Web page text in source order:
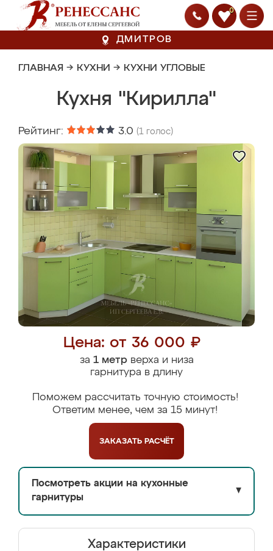
0
ДМИТРОВ
ГЛАВНАЯ → КУХНИ → КУХНИ УГЛОВЫЕ
Кухня "Кирилла"
Рейтинг: 3.0 (1 голос)
Цена: от 36 000 ₽
за 1 метрверха и низа
гарнитура в длину
Поможем рассчитать точную стоимость!
Ответим менее, чем за 15 минут!
ЗАКАЗАТЬ РАСЧЁТ
Посмотреть акции на кухонные
гарнитуры
▼
Характеристики